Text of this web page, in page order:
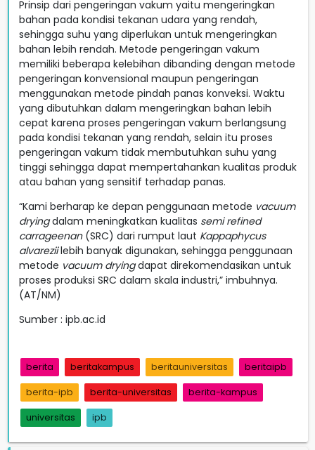
Prinsip dari pengeringan vakum yaitu mengeringkan
bahan pada kondisi tekanan udara yang rendah,
sehingga suhu yang diperlukan untuk mengeringkan
bahan lebih rendah. Metode pengeringan vakum
memiliki beberapa kelebihan dibanding dengan metode
pengeringan konvensional maupun pengeringan
menggunakan metode pindah panas konveksi. Waktu
yang dibutuhkan dalam mengeringkan bahan lebih
cepat karena proses pengeringan vakum berlangsung
pada kondisi tekanan yang rendah, selain itu proses
pengeringan vakum tidak membutuhkan suhu yang
tinggi sehingga dapat mempertahankan kualitas produk
atau bahan yang sensitif terhadap panas.
“Kami berharap ke depan penggunaan metode vacuum
dryingdalam meningkatkan kualitas semi refined
carrageenan(SRC) dari rumput laut Kappaphycus
alvareziilebih banyak digunakan, sehingga penggunaan
metode vacuum dryingdapat direkomendasikan untuk
proses produksi SRC dalam skala industri,” imbuhnya.
(AT/NM)
Sumber : ipb.ac.id
berita beritakampus beritauniversitas beritaipb
berita-ipb berita-universitas berita-kampus
universitas ipb